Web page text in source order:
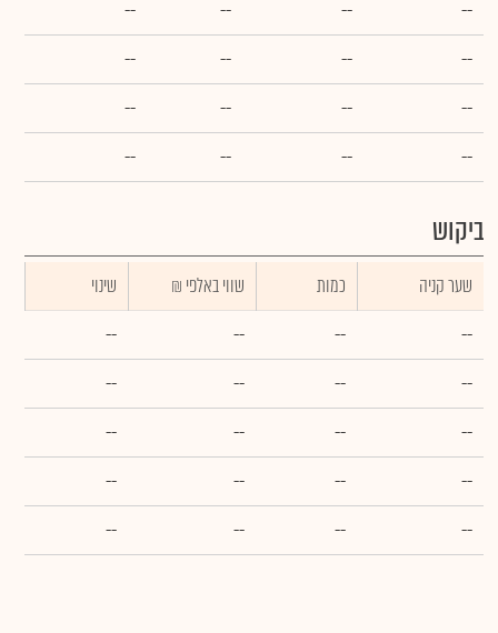
--
--
--
--
--
--
--
--
--
--
--
--
--
--
--
--
ביקוש
שער קניה כמות ₪ שווי באלפי
שינוי
--
--
--
--
--
--
--
--
--
--
--
--
--
--
--
--
--
--
--
--